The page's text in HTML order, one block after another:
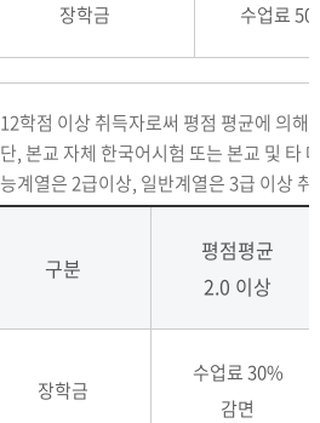
장학금 수업료
12학점 이상 취득자로써 평점 평균에 의해
단, 본교 자체 한국어시험 또는 본교 및 타
능계열은 2급이상, 일반계열은 3급 이상
구분
평점평균
2.0 이상
장학금
수업료 30%
감면